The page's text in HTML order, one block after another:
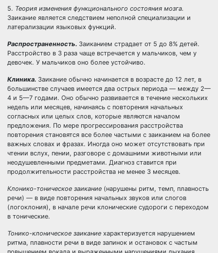
5. Теория изменения функционального состояния мозга.
Заикание является следствием неполной специализации и
латерализации языковых функций.
Распространенность. Заиканием страдает от 5 до 8% детей.
Расстройство в 3 раза чаще встречается у мальчиков, чем у
девочек. У мальчиков оно более устойчиво.
Клиника. Заикание обычно начинается в возрасте до 12 лет, в
большинстве случаев имеется два острых периода — между 2—
4 и 5—7 годами. Оно обычно развивается в течение нескольких
недель или месяцев, начинаясь с повторения начальных
согласных или целых слов, которые являются началом
предложения. По мере прогрессирования расстройства
повторения становятся все более частыми с заиканием на более
важных словах и фразах. Иногда оно может отсутствовать при
чтении вслух, пении, разговоре с домашними животными или
неодушевленными предметами. Диагноз ставится при
продолжительности расстройства не менее 3 месяцев.
Клонико-тоническое заикание (нарушены ритм, темп, плавность
речи) — в виде повторения начальных звуков или слогов
(логоклония), в начале речи клонические судороги с переходом
в тонические.
Тонико-клоническое заикание характеризуется нарушением
ритма, плавности речи в виде запинок и остановок с частым